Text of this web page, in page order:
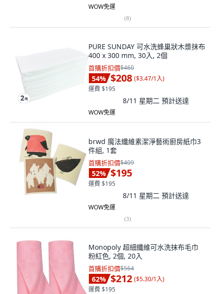
WOW免運
(8)
PURE SUNDAY 可水洗蜂巢狀木漿抹布
400 x 300 mm, 30入, 2個
首購折扣價$460
54% $208 ($3.47/1入)
運費 $195
8/11 星期二 預計送達
WOW免運
brwd 魔法纖維素潔淨藝術廚房紙巾3
件組, 1套
首購折扣價$409
52% $195
運費 $195
8/11 星期二 預計送達
WOW免運
(3)
Monopoly 超細纖維可水洗抹布毛巾
粉紅色, 2個, 20入
首購折扣價$564
62% $212 ($5.30/1入)
運費 $195